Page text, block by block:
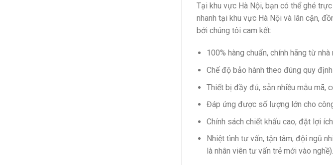
Tại khu vực Hà Nội, bạn có thể ghé
nhanh tại khu vực Hà Nội và lân cận,
bởi chúng tôi cam kết:
100% hàng chuẩn, chính hãng từ
Chế độ bảo hành theo đúng quy
Thiết bị đầy đủ, sẵn nhiều mẫu mã,
Đáp ứng được số lượng lớn cho
Chính sách chiết khấu cao, đặt lợi
Nhiệt tình tư vấn, tận tâm, đội ngũ
là nhân viên tư vấn trẻ mới vào nghề).